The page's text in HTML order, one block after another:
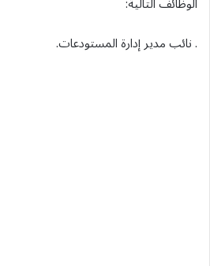
. نائب مدير إدارة المستودعات.